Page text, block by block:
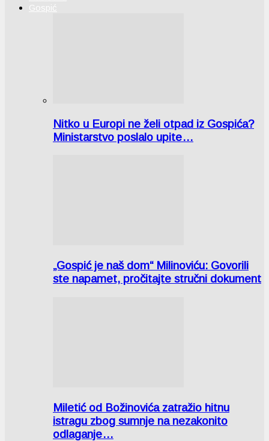
Gospić
Nitko u Europi ne želi otpad iz Gospića?
Ministarstvo poslalo upite…
„Gospić je naš dom“ Milinoviću: Govorili
ste napamet, pročitajte stručni dokument
Miletić od Božinovića zatražio hitnu
istragu zbog sumnje na nezakonito
odlaganje…